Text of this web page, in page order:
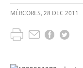
MÉRCORES, 28 DEC 2011